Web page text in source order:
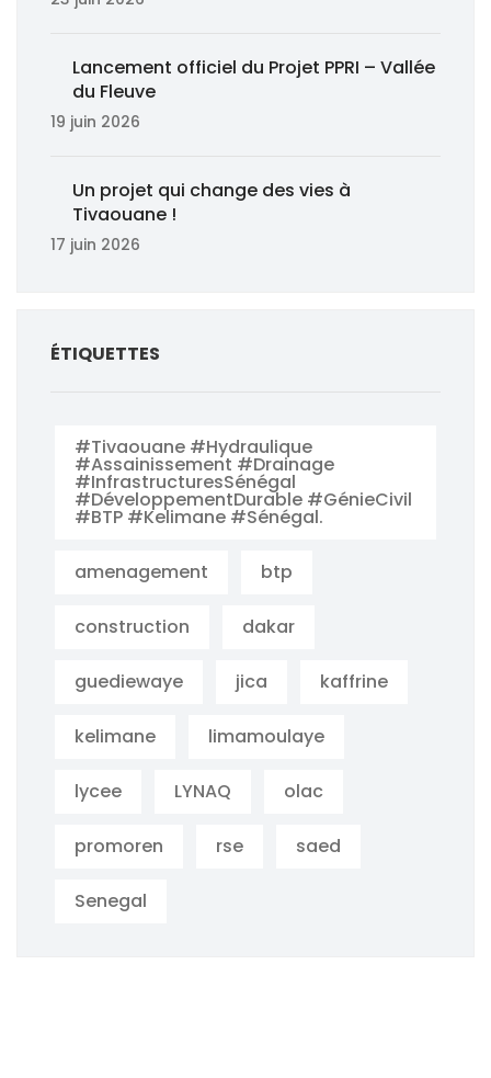
Lancement officiel du Projet PPRI – Vallée
du Fleuve
19 juin 2026
Un projet qui change des vies à
Tivaouane !
17 juin 2026
ÉTIQUETTES
#Tivaouane #Hydraulique
#Assainissement #Drainage
#InfrastructuresSénégal
#DéveloppementDurable #GénieCivil
#BTP #Kelimane #Sénégal.
amenagement btp
construction dakar
guediewaye jica kaffrine
kelimane limamoulaye
lycee LYNAQ olac
promoren rse saed
Senegal